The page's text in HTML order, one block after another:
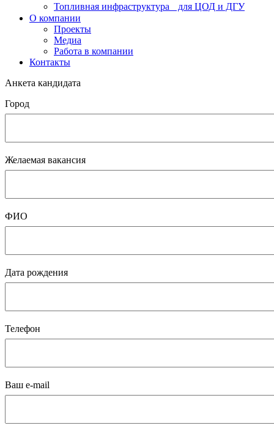
Топливная инфраструктура для ЦОД и ДГУ
О компании
Проекты
Медиа
Работа в компании
Контакты
Анкета кандидата
Город
Желаемая вакансия
ФИО
Дата рождения
Телефон
Ваш e-mail